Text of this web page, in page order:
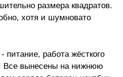
размера квадратов.
хотя и шумновато
питание, работа жёсткого
Все вынесены на нижнюю